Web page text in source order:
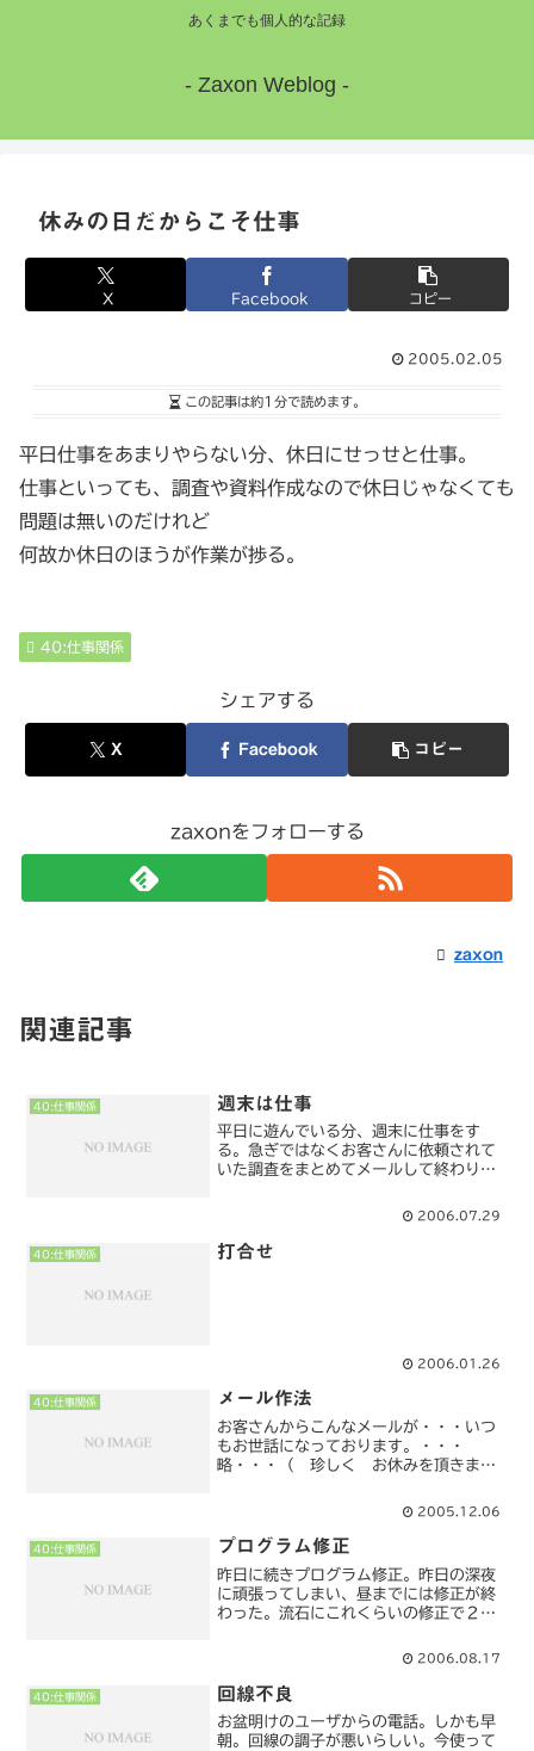
あくまでも個人的な記録
- Zaxon Weblog -
休みの日だからこそ仕事
X Facebook コピー
2005.02.05
この記事は約1分で読めます。
平日仕事をあまりやらない分、休日にせっせと仕事。
仕事といっても、調査や資料作成なので休日じゃなくても
問題は無いのだけれど
何故か休日のほうが作業が捗る。
40:仕事関係
シェアする
X Facebook コピー
zaxonをフォローする
zaxon
関連記事
40:仕事関係 週末は仕事
平日に遊んでいる分、週末に仕事をす
る。急ぎではなくお客さんに依頼されて
いた調査をまとめてメールして終わり。
質問された事項が幾つかあった。前の調
か、前に依頼結果を受け取っ...
2006.07.29
40:仕事関係 打合せ
2006.01.26
40:仕事関係 メール作法
お客さんからこんなメールが・・・いつ
もお世話になっております。・・・
略・・・（ 珍しく お休みを頂きま
で…～ ｆ（’’：） ） エヘヘ
～…メールの作法なども教育した方が良
いのだろうか・・・
2005.12.06
40:仕事関係 プログラム修正
昨日に続きプログラム修正。昨日の深夜
に頑張ってしまい、昼までには修正が終
わった。流石にこれくらいの修正で２週
テストをして（多分テストも半日くらい
日くらいの費用で良さそう...
2006.08.17
40:仕事関係 回線不良
お盆明けのユーザからの電話。しかも早
朝。回線の調子が悪いらしい。今使って